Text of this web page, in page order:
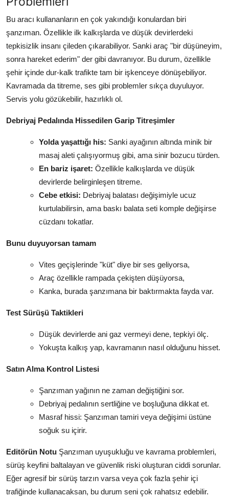
Bu aracı kullananların en çok yakındığı konulardan biri
şanzıman. Özellikle ilk kalkışlarda ve düşük devirlerdeki
tepkisizlik insanı çileden çıkarabiliyor. Sanki araç "bir düşüneyim,
sonra hareket ederim" der gibi davranıyor. Bu durum, özellikle
şehir içinde dur-kalk trafikte tam bir işkenceye dönüşebiliyor.
Kavramada da titreme, ses gibi problemler sıkça duyuluyor.
Servis yolu gözükebilir, hazırlıklı ol.
Debriyaj Pedalında Hissedilen Garip Titreşimler
Yolda yaşattığı his: Sanki ayağının altında minik bir
masaj aleti çalışıyormuş gibi, ama sinir bozucu türden.
En bariz işaret: Özellikle kalkışlarda ve düşük
devirlerde belirginleşen titreme.
Cebe etkisi: Debriyaj balatası değişimiyle ucuz
kurtulabilirsin, ama baskı balata seti komple değişirse
cüzdanı tokatlar.
Bunu duyuyorsan tamam
Vites geçişlerinde "küt" diye bir ses geliyorsa,
Araç özellikle rampada çekişten düşüyorsa,
Kanka, burada şanzımana bir baktırmakta fayda var.
Test Sürüşü Taktikleri
Düşük devirlerde ani gaz vermeyi dene, tepkiyi ölç.
Yokuşta kalkış yap, kavramanın nasıl olduğunu hisset.
Satın Alma Kontrol Listesi
Şanzıman yağının ne zaman değiştiğini sor.
Debriyaj pedalının sertliğine ve boşluğuna dikkat et.
Masraf hissi: Şanzıman tamiri veya değişimi üstüne
soğuk su içirir.
Editörün Notu Şanzıman uyuşukluğu ve kavrama problemleri,
sürüş keyfini baltalayan ve güvenlik riski oluşturan ciddi sorunlar.
Eğer agresif bir sürüş tarzın varsa veya çok fazla şehir içi
trafiğinde kullanacaksan, bu durum seni çok rahatsız edebilir.